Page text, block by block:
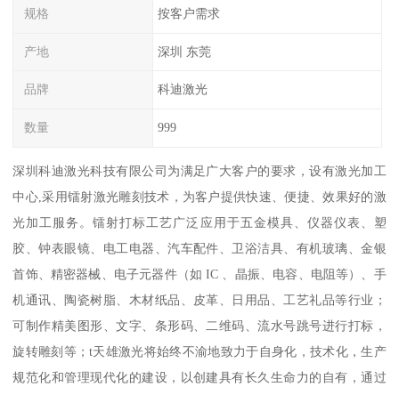
规格 按客户需求
产地 深圳 东莞
品牌 科迪激光
数量 999
深圳科迪激光科技有限公司为满足广大客户的要求，设有激光加工
中心,采用镭射激光雕刻技术，为客户提供快速、便捷、效果好的激
光加工服务。镭射打标工艺广泛应用于五金模具、仪器仪表、塑
胶、钟表眼镜、电工电器、汽车配件、卫浴洁具、有机玻璃、金银
首饰、精密器械、电子元器件（如 IC 、晶振、电容、电阻等）、手
机通讯、陶瓷树脂、木材纸品、皮革、日用品、工艺礼品等行业；
可制作精美图形、文字、条形码、二维码、流水号跳号进行打标，
旋转雕刻等；t天雄激光将始终不渝地致力于自身化，技术化，生产
规范化和管理现代化的建设，以创建具有长久生命力的自有，通过